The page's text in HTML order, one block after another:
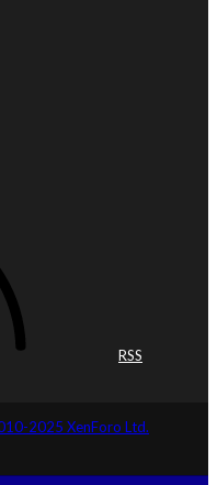
RSS
2025 XenForo Ltd.